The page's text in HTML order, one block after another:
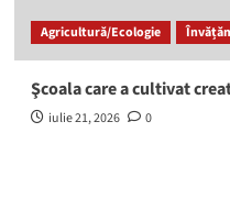
Agricultură/Ecologie
Şcoala care a cultivat
iulie 21, 2026 0